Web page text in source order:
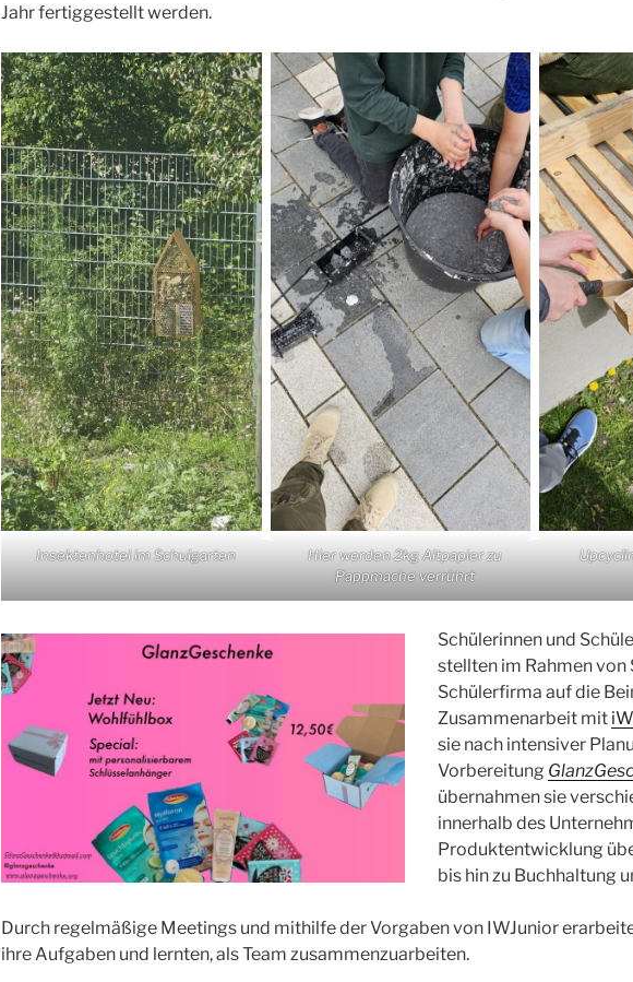
Jahr fertiggestellt werden.
Insektenhotel im Schulgarten
Hier werden 2kg Altpapier zu
Pappmache verrührt
Schülerinnen und
stellten im Rahmen von
Schülerfirma auf die
Zusammenarbeit mit
sie nach intensiver
Vorbereitung
übernahmen sie
innerhalb des
Produktentwicklung
bis hin zu Buchhaltung
Durch regelmäßige Meetings und mithilfe der Vorgaben von IWJunior
ihre Aufgaben und lernten, als Team zusammenzuarbeiten.